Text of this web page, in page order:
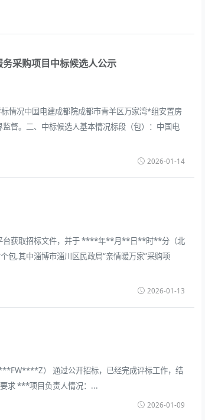
采购项目中标候选人公示
情况中国电建成都院成都市青羊区万家湾*组安置房
督。二、中标候选人基本情况标段（包）：中国电
2026-01-14
平台获取招标文件，并于 ****年**月**日**时**分（北
,其中淄博市淄川区民政局“亲情暖万家”采购项
2026-01-13
） 通过公开招标，已经完成评标工作，结
求 ***项目负责人情况：...
2026-01-09